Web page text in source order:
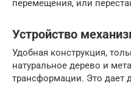
перемещения, или
Устройство
Удобная конструкция,
натуральное дерево и
трансформации. Это дает